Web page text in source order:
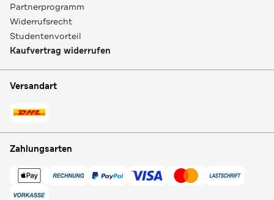
Partnerprogramm
Widerrufsrecht
Studentenvorteil
Kaufvertrag widerrufen
Versandart
Zahlungsarten